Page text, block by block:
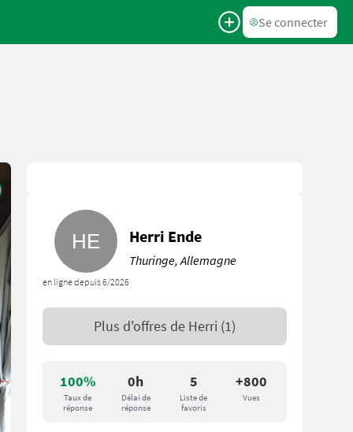
Se connecter
100%
Taux de
réponse
0h
Délai de
réponse
5
Liste de
favoris
+800
Vues
en ligne depuis 6/2026
Herri Ende
Thuringe, Allemagne
Plus d'offres de Herri (1)